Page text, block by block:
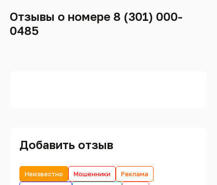
Отзывы о номере 8 (301) 000-
0485
Добавить отзыв
Неизвестно Мошенники
Реклама